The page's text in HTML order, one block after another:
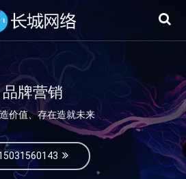
品牌营销
价值、存在造就未来